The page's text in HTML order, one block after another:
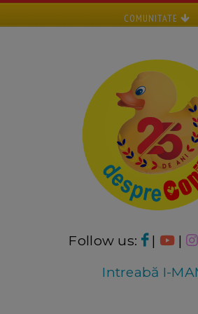
COMUNITATE
Follow us: | |
Intreabă I-